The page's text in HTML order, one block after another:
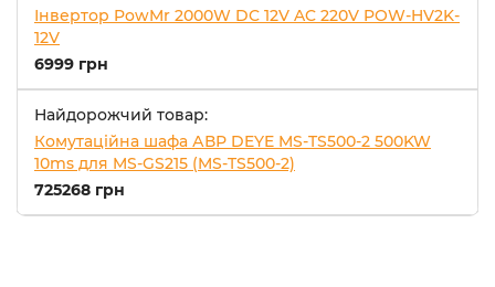
Інвертор PowMr 2000W DC 12V AC 220V POW-HV2K-
12V
6999 грн
Найдорожчий товар:
Комутаційна шафа АВР DEYE MS-TS500-2 500KW
10ms для MS-GS215 (MS-TS500-2)
725268 грн